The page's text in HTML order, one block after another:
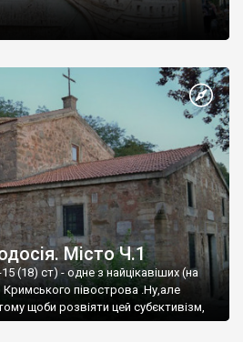
Місто Ч.1
(18) ст) - одне з найцікавіших (на
півострова .Ну,але
щоби розвіяти цей субєктивізм,